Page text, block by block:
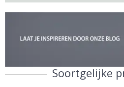
Soortgelijke